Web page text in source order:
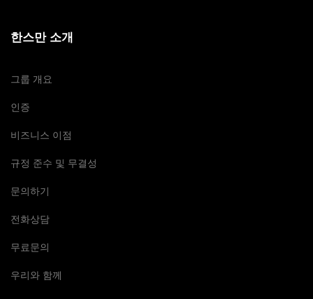
한스만 소개
그룹 개요
인증
비즈니스 이점
규정 준수 및 무결성
문의하기
전화상담
무료문의
우리와 함께